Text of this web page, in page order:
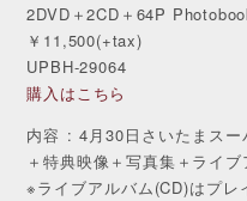
2DVD＋2CD＋64P
￥11,500(+tax)
UPBH-29064
購入はこちら
内容 : 4月30日さいたまス
＋特典映像＋写真集＋ライ
※ライブアルバム(CD)はプレ